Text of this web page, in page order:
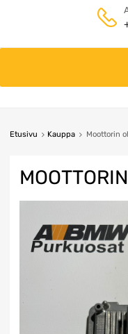
content
Etusivu Kauppa Moottorin